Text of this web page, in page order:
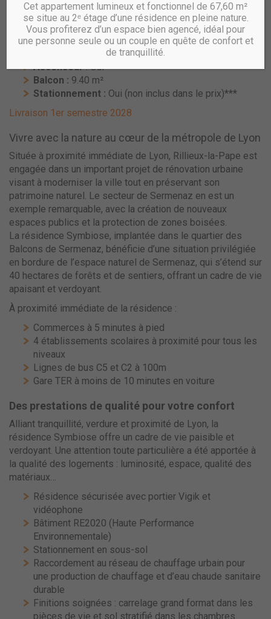
Caractéristiques principales :
Type :T3
Surface habitable :65.60 m²
Ascenseur: Oui
Balcon : 9.40 m²
Stationnement : Oui (non inclus dans le prix)***
Livraison 1er semestre 2028
Vivre avec la nature au cœur de la métropole de Lyon
Située à proximité immédiate de Lyon, Rillieux-la-Pape est
engagée dans un important projet de rénovation urbaine
visant à moderniser la ville tout en préservant son
patrimoine naturel. Le secteur de Sermenaz en est un
exemple remarquable, avec la création de nouveaux
espaces publics et la protection de zones boisées.
La résidence Symbiose, implantée dans le quartier des
Balcons de Sermenaz, bénéficie d’une situation privilégiée
en bordure de l’espace naturel de Sermenaz, qui s’étend sur
40 hectares de forêts et de sentiers, offrant un cadre de vie
apaisant et verdoyant.
À proximité immédiate de la résidence :
Commerces à 5 minutes à pied
4 établissements scolaires à proximité pour tous les
niveaux
Lignes de bus C5 et C2 à 100m
Gare TER à moins de 10 minutes en voiture
Des prestations de qualité pour votre confort
Alliant tranquillité, verdure et proximité de Lyon, la
résidence Symbiose offre un cadre de vie paisible et
verdoyant. Une attention toute particulière a été apportée à
la qualité des logements : luminosité, espace, qualité des
matériaux…
Résidence sécurisée avec portier Vigik et
vidéophone
Bâtiment RE2020 (Haute Performance
Environnementale)
Stationnement en sous-sol
Raccordement au réseau de chauffage urbain pour
une production de chauffage et d’eau chaude sanitaire
durable
Finitions soignées : carrelage grand format dans les
pièces de vie et sol stratifié dans les chambres
Cet appartement lumineux et fonctionnel de 67,60 m²
se situe au 2ᵉ étage d’une résidence en pleine nature.
Vous profiterez d’un espace bien agencé, idéal pour
une personne seule ou un couple en quête de confort et
de tranquillité.